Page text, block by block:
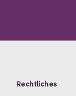
Rechtliches